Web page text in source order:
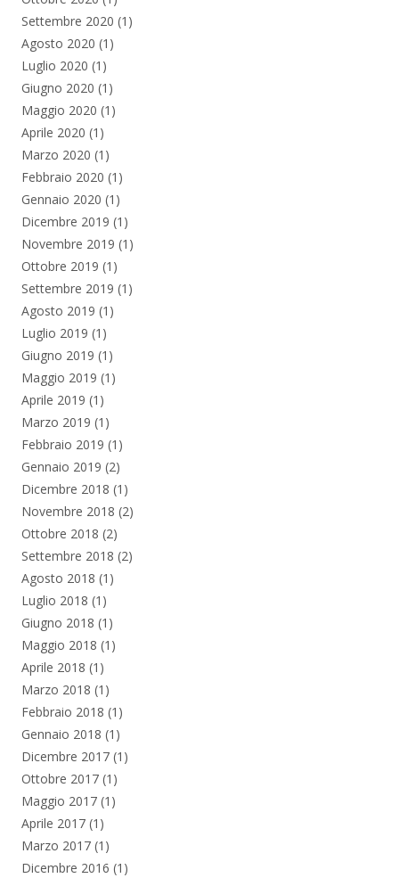
Settembre 2020 (1)
Agosto 2020 (1)
Luglio 2020 (1)
Giugno 2020 (1)
Maggio 2020 (1)
Aprile 2020 (1)
Marzo 2020 (1)
Febbraio 2020 (1)
Gennaio 2020 (1)
Dicembre 2019 (1)
Novembre 2019 (1)
Ottobre 2019 (1)
Settembre 2019 (1)
Agosto 2019 (1)
Luglio 2019 (1)
Giugno 2019 (1)
Maggio 2019 (1)
Aprile 2019 (1)
Marzo 2019 (1)
Febbraio 2019 (1)
Gennaio 2019 (2)
Dicembre 2018 (1)
Novembre 2018 (2)
Ottobre 2018 (2)
Settembre 2018 (2)
Agosto 2018 (1)
Luglio 2018 (1)
Giugno 2018 (1)
Maggio 2018 (1)
Aprile 2018 (1)
Marzo 2018 (1)
Febbraio 2018 (1)
Gennaio 2018 (1)
Dicembre 2017 (1)
Ottobre 2017 (1)
Maggio 2017 (1)
Aprile 2017 (1)
Marzo 2017 (1)
Dicembre 2016 (1)